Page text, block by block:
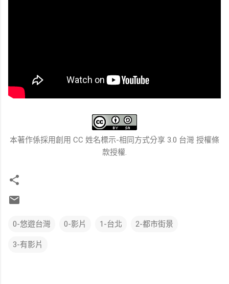
本著作係採用創用 CC 姓名標示-相同方式分享 3.0 台灣 授權條
款授權.
0-悠遊台灣 0-影片 1-台北 2-都市街景
3-有影片